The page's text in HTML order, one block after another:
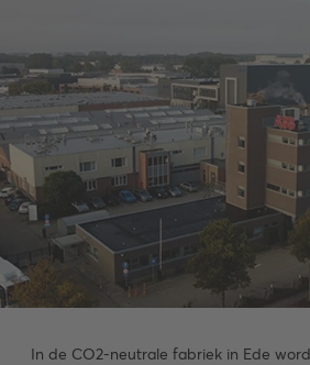
In de CO2-neutrale fabriek in Ede